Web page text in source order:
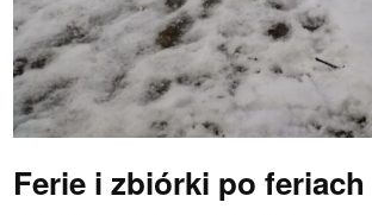
Ferie i zbiórki po feriach